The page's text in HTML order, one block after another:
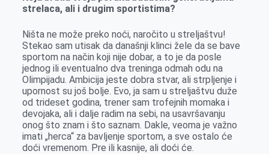
strelaca, ali i drugim sportistima?
Ništa ne može preko noći, naročito u streljaštvu!
Stekao sam utisak da današnji klinci žele da se bave
sportom na način koji nije dobar, a to je da posle
jednog ili eventualno dva treninga odmah odu na
Olimpijadu. Ambicija jeste dobra stvar, ali strpljenje i
upornost su još bolje. Evo, ja sam u streljaštvu duže
od trideset godina, trener sam trofejnih momaka i
devojaka, ali i dalje radim na sebi, na usavršavanju
onog što znam i što saznam. Dakle, veoma je važno
imati „herca“ za bavljenje sportom, a sve ostalo će
doći vremenom. Pre ili kasnije, ali doći će.